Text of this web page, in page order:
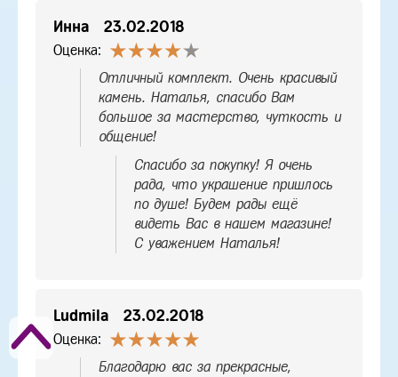
Инна 23.02.2018
Оценка:
Отличный комплект. Очень красивый
камень. Наталья, спасибо Вам
большое за мастерство, чуткость и
общение!
Спасибо за покупку! Я очень
рада, что украшение пришлось
по душе! Будем рады ещё
видеть Вас в нашем магазине!
С уважением Наталья!
Ludmila 23.02.2018
Оценка:
Благодарю вас за прекрасные,